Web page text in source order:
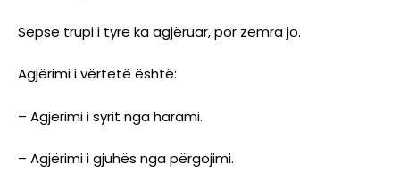
Sepse trupi i tyre ka agjëruar, por zemra jo.
Agjërimi i vërtetë është:
– Agjërimi i syrit nga harami.
– Agjërimi i gjuhës nga përgojimi.